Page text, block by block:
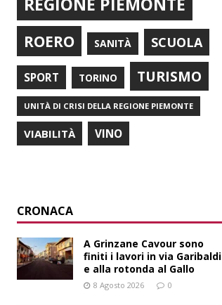
ROERO SANITÀ SCUOLA
SPORT TORINO TURISMO
UNITÀ DI CRISI DELLA REGIONE PIEMONTE
VIABILITÀ VINO
CRONACA
A Grinzane Cavour sono
finiti i lavori in via Garibaldi
e alla rotonda al Gallo
8 Agosto 2026 0